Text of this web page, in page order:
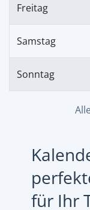
Freitag
Samstag
Sonntag
für Ihr